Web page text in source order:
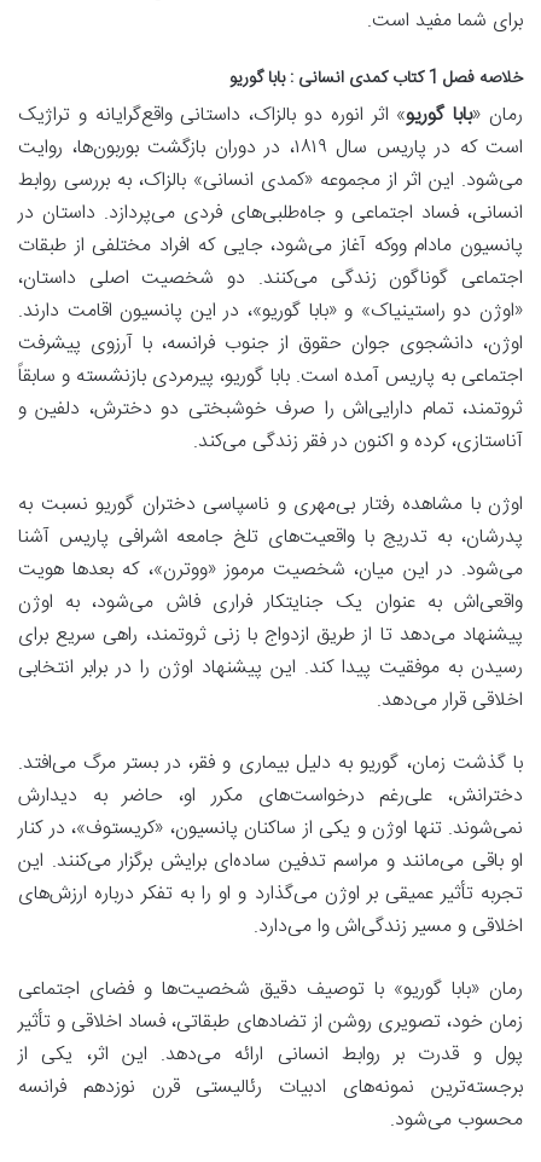
برای شما مفید است.
خلاصه فصل 1 کتاب کمدی انسانی : بابا گوریو
رمان «بابا گوریو» اثر انوره دو بالزاک، داستانیواقع‌گرایانه و تراژیک
است که در پاریس سال ۱۸۱۹، در دوران بازگشت بوربون‌ها، روایت
می‌شود. این اثر از مجموعه «کمدی انسانی» بالزاک، به بررسی روابط
انسانی، فساد اجتماعی و جاه‌طلبی‌های فردی می‌پردازد. داستان در
پانسیون مادام ووکه آغاز می‌شود، جایی که افراد مختلفی از طبقات
اجتماعی گوناگون زندگی می‌کنند. دو شخصیت اصلی داستان،
«اوژن دو راستینیاک» و «بابا گوریو»، در این پانسیون اقامت دارند.
اوژن، دانشجوی جوان حقوق از جنوب فرانسه، با آرزوی پیشرفت
اجتماعی به پاریس آمده است.بابا گوریو، پیرمردی بازنشسته و سابقاً
ثروتمند،تمام دارایی‌اش را صرف خوشبختی دو دخترش، دلفین و
آناستازی، کرده و اکنون در فقر زندگی می‌کند.
اوژن با مشاهده رفتار بی‌مهری و ناسپاسی دختران گوریو نسبت به
پدرشان، به تدریج با واقعیت‌های تلخ جامعه اشرافی پاریس آشنا
می‌شود. در این میان، شخصیت مرموز «ووترن»، که بعدها هویت
واقعی‌اش به عنوان یک جنایتکار فراری فاش می‌شود، به اوژن
پیشنهاد می‌دهد تا از طریق ازدواج با زنی ثروتمند، راهی سریع برای
رسیدن به موفقیت پیدا کند. این پیشنهاد اوژن را در برابر انتخابی
اخلاقی قرار می‌دهد.
با گذشت زمان، گوریو به دلیل بیماری و فقر، در بستر مرگ می‌افتد.
دخترانش، علی‌رغم درخواست‌های مکرر او، حاضر به دیدارش
نمی‌شوند. تنها اوژن و یکی از ساکنان پانسیون، «کریستوف»، در کنار
او باقی می‌مانند و مراسم تدفین ساده‌ای برایش برگزار می‌کنند. این
تجربه تأثیر عمیقی بر اوژن می‌گذارد و او را به تفکر درباره ارزش‌های
اخلاقی و مسیر زندگی‌اش وا می‌دارد.
رمان «بابا گوریو» با توصیف دقیق شخصیت‌ها و فضای اجتماعی
زمان خود،تصویری روشن از تضادهای طبقاتی، فساد اخلاقی و تأثیر
پول و قدرت بر روابط انسانی ارائه می‌دهد. این اثر، یکی از
برجسته‌ترین نمونه‌های ادبیات رئالیستی قرن نوزدهم فرانسه
محسوب می‌شود.